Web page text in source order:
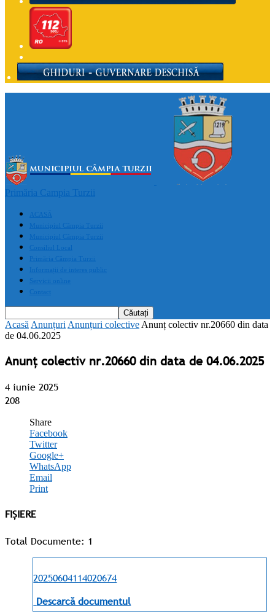
Primăria Campia Turzii
ACASĂ
Municipiul Câmpia Turzii
Municipiul Câmpia Turzii
Consiliul Local
Primăria Câmpia Turzii
Informații de interes public
Servicii online
Contact
Acasă Anunțuri Anunțuri colective Anunț colectiv nr.20660 din data
de 04.06.2025
Anunț colectiv nr.20660 din data de 04.06.2025
4 iunie 2025
208
Share
Facebook
Twitter
Google+
WhatsApp
Email
Print
FIȘIERE
Total Documente: 1
20250604114020674
Descarcă documentul